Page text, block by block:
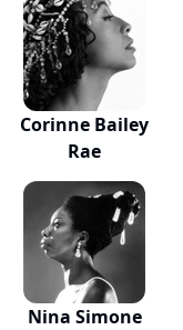
Corinne Bailey
Rae
Nina Simone